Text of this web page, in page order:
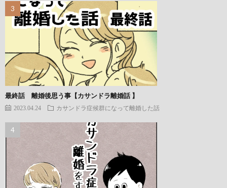
最終話 離婚後思う事【カサンドラ離婚話 】
2023.04.24 カサンドラ症候群になって離婚した話